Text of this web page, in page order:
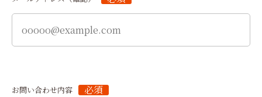
お問い合わせ内容 必須